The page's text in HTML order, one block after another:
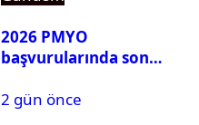
2026 PMYO
başvurularında son
2 gün önce